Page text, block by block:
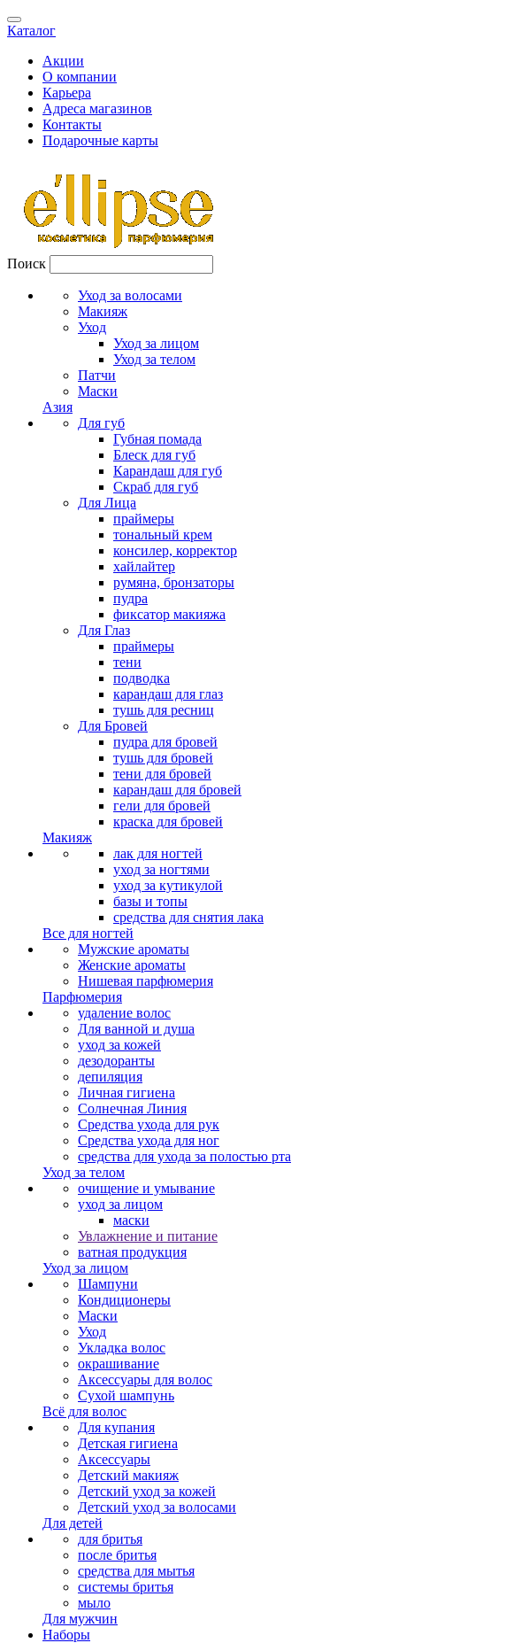
Каталог
Акции
О компании
Карьера
Адреса магазинов
Контакты
Подарочные карты
Поиск
Уход за волосами
Макияж
Уход
Уход за лицом
Уход за телом
Патчи
Маски
Азия
Для губ
Губная помада
Блеск для губ
Карандаш для губ
Скраб для губ
Для Лица
праймеры
тональный крем
консилер, корректор
хайлайтер
румяна, бронзаторы
пудра
фиксатор макияжа
Для Глаз
праймеры
тени
подводка
карандаш для глаз
тушь для ресниц
Для Бровей
пудра для бровей
тушь для бровей
тени для бровей
карандаш для бровей
гели для бровей
краска для бровей
Макияж
лак для ногтей
уход за ногтями
уход за кутикулой
базы и топы
средства для снятия лака
Все для ногтей
Мужские ароматы
Женские ароматы
Нишевая парфюмерия
Парфюмерия
удаление волос
Для ванной и душа
уход за кожей
дезодоранты
депиляция
Личная гигиена
Солнечная Линия
Средства ухода для рук
Средства ухода для ног
средства для ухода за полостью рта
Уход за телом
очищение и умывание
уход за лицом
маски
Увлажнение и питание
ватная продукция
Уход за лицом
Шампуни
Кондиционеры
Маски
Уход
Укладка волос
окрашивание
Аксессуары для волос
Сухой шампунь
Всё для волос
Для купания
Детская гигиена
Аксессуары
Детский макияж
Детский уход за кожей
Детский уход за волосами
Для детей
для бритья
после бритья
средства для мытья
системы бритья
мыло
Для мужчин
Наборы